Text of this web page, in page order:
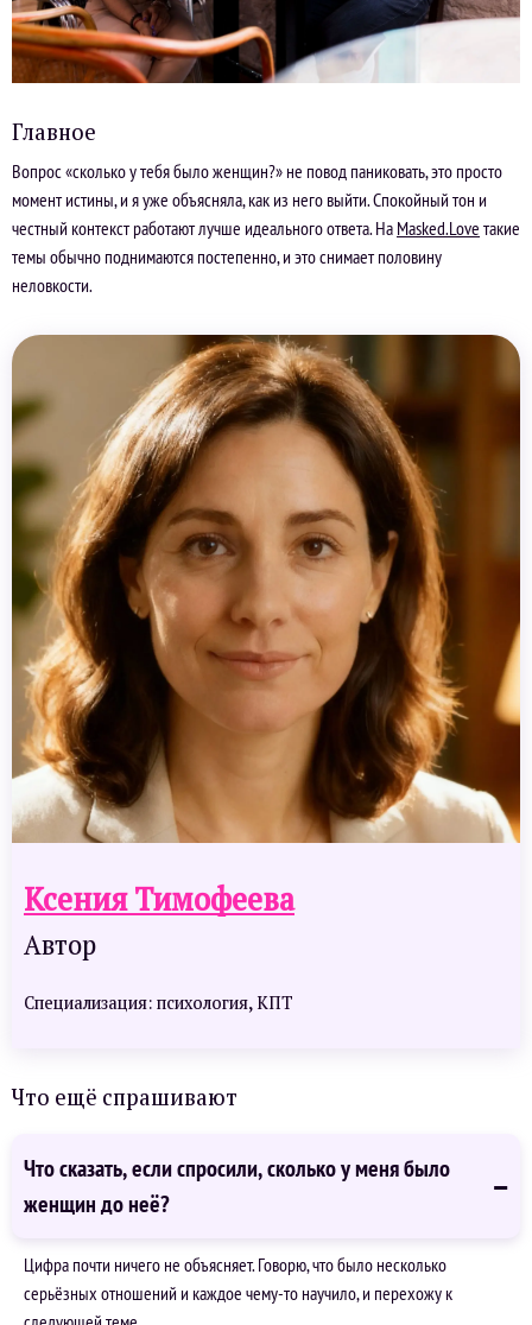
Главное
Вопрос «сколько у тебя было женщин?» не повод паниковать, это просто
момент истины, и я уже объясняла, как из него выйти. Спокойный тон и
честный контекст работают лучше идеального ответа. На Masked.Love такие
темы обычно поднимаются постепенно, и это снимает половину
неловкости.
Ксения Тимофеева
Автор
Специализация: психология, КПТ
Что ещё спрашивают
Что сказать, если спросили, сколько у меня было
женщин до неё?
Цифра почти ничего не объясняет. Говорю, что было несколько
серьёзных отношений и каждое чему-то научило, и перехожу к